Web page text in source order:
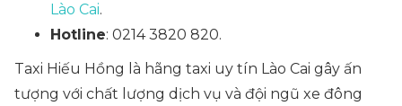
Lào Cai.
Hotline: 0214 3820 820.
Taxi Hiếu Hồng là hãng taxi uy tín Lào Cai gây ấn
tượng với chất lượng dịch vụ và đội ngũ xe đông